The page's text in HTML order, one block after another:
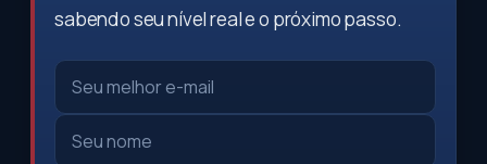
sabendo seu nível real e o próximo passo.